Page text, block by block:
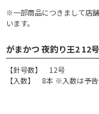
※一部商品につきまして店
います。
がまかつ 夜釣り王2 12
【針号数】 12号
【入数】 8本 ※入数は予告